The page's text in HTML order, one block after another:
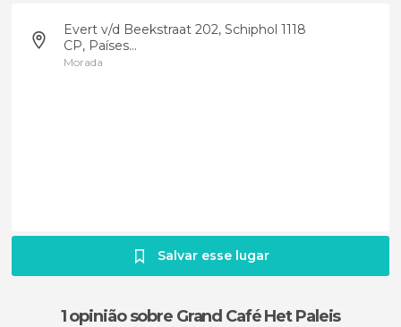
Evert v/d Beekstraat 202, Schiphol 1118
CP, Países...
Morada
Salvar esse lugar
1 opiniãosobre Grand Café Het Paleis